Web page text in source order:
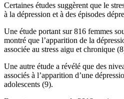
Certaines études suggèrent que le
à la dépression et à des épisodes
Une étude portant sur 816 femmes
montré que l’apparition de la
associée au stress aigu et chronique
Une autre étude a révélé que des
associés à l’apparition d’une
adolescents (9).